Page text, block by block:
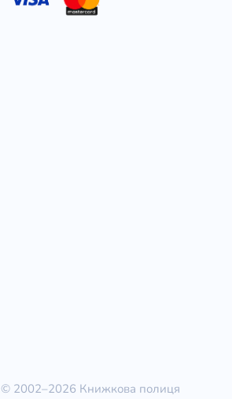
© 2002–2026 Книжкова полиця